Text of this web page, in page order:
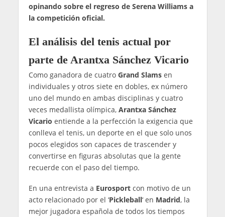
opinando sobre el regreso de Serena Williams a
la competición oficial.
El análisis del tenis actual por
parte de Arantxa Sánchez Vicario
Como ganadora de cuatro Grand Slamsen
individuales y otros siete en dobles, ex número
uno del mundo en ambas disciplinas y cuatro
veces medallista olímpica, Arantxa Sánchez
Vicario entiende a la perfección la exigencia que
conlleva el tenis, un deporte en el que solo unos
pocos elegidos son capaces de trascender y
convertirse en figuras absolutas que la gente
recuerde con el paso del tiempo.
En una entrevista a Eurosportcon motivo de un
acto relacionado por el ‘Pickleball‘ en Madrid, la
mejor jugadora española de todos los tiempos